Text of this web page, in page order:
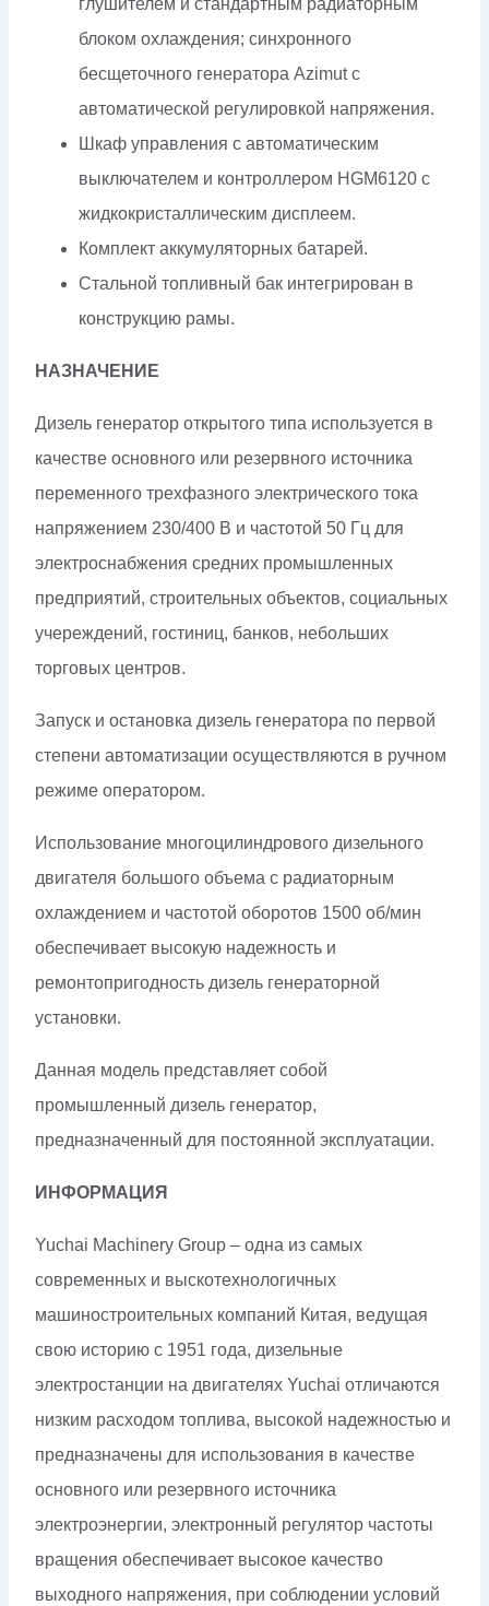
глушителем и стандартным радиаторным
блоком охлаждения; синхронного
бесщеточного генератора Azimut c
автоматической регулировкой напряжения.
Шкаф управления с автоматическим
выключателем и контроллером HGM6120 с
жидкокристаллическим дисплеем.
Комплект аккумуляторных батарей.
Стальной топливный бак интегрирован в
конструкцию рамы.
НАЗНАЧЕНИЕ
Дизель генератор открытого типа используется в
качестве основного или резервного источника
переменного трехфазного электрического тока
напряжением 230/400 В и частотой 50 Гц для
электроснабжения средних промышленных
предприятий, строительных объектов, социальных
учереждений, гостиниц, банков, небольших
торговых центров.
Запуск и остановка дизель генератора по первой
степени автоматизации осуществляются в ручном
режиме оператором.
Использование многоцилиндрового дизельного
двигателя большого объема с радиаторным
охлаждением и частотой оборотов 1500 об/мин
обеспечивает высокую надежность и
ремонтопригодность дизель генераторной
установки.
Данная модель представляет собой
промышленный дизель генератор,
предназначенный для постоянной эксплуатации.
ИНФОРМАЦИЯ
Yuchai Machinery Group – одна из самых
современных и выскотехнологичных
машиностроительных компаний Китая, ведущая
свою историю с 1951 года, дизельные
электростанции на двигателях Yuchai отличаются
низким расходом топлива, высокой надежностью и
предназначены для использования в качестве
основного или резервного источника
электроэнергии, электронный регулятор частоты
вращения обеспечивает высокое качество
выходного напряжения, при соблюдении условий